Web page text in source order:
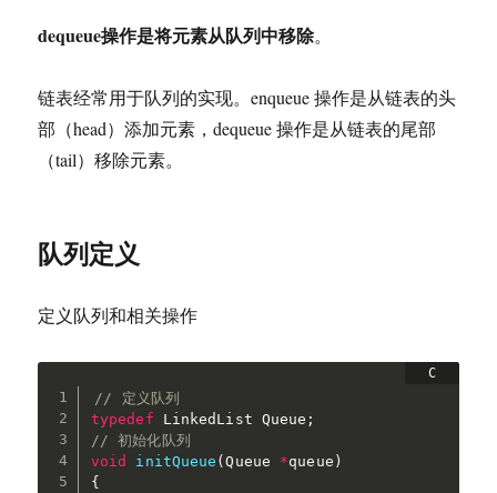
dequeue操作是将元素从队列中移除。
链表经常用于队列的实现。enqueue 操作是从链表的头
部（head）添加元素，dequeue 操作是从链表的尾部
（tail）移除元素。
队列定义
定义队列和相关操作
// 定义队列
typedef LinkedList Queue ;
// 初始化队列
void
initQueue (Queue *queue )
{